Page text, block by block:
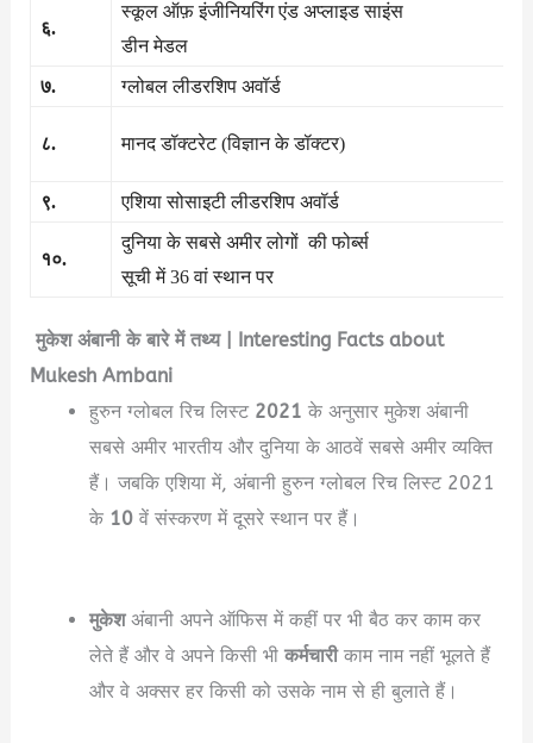
६.
स्कूल ऑफ़ इंजीनियरिंग एंड अप्लाइड साइंस
डीन मेडल
७.
ग्लोबल लीडरशिप अवॉर्ड
८. मानद डॉक्टरेट (विज्ञान के डॉक्टर)
९. एशिया सोसाइटी लीडरशिप अवॉर्ड
१०.
दुनिया के सबसे अमीर लोगों की फोर्ब्स
सूची में 36 वां स्थान पर
मुकेश अंबानी के बारे में तथ्य | Interesting Facts about
Mukesh Ambani
हुरुन ग्लोबल रिच लिस्ट 2021 के अनुसार मुकेश अंबानी
सबसे अमीर भारतीय और दुनिया के आठवें सबसे अमीर व्यक्ति
हैं। जबकि एशिया में, अंबानी हुरुन ग्लोबल रिच लिस्ट 2021
के 10वें संस्करण में दूसरे स्थान पर हैं।
मुकेश अंबानी अपने ऑफिस में कहीं पर भी बैठ कर काम कर
लेते हैं और वे अपने किसी भी कर्मचारी काम नाम नहीं भूलते हैं
और वे अक्सर हर किसी को उसके नाम से ही बुलाते हैं।